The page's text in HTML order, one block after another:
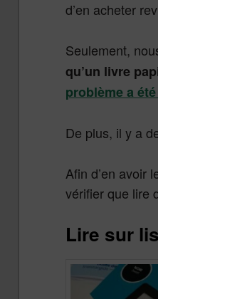
d’en acheter revient
Seulement, nous l’avons
qu’un livre papier (les
problème a été soulevé
De plus, il y a des coûts
Afin d’en avoir le cœur net,
vérifier que lire des livres
Lire sur liseuse